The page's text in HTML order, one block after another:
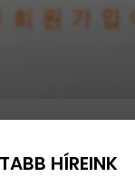
HÍREINK